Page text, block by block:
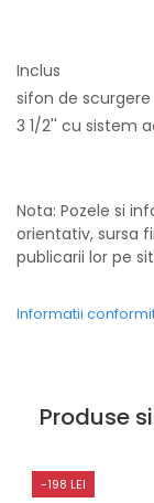
Inclus
sifon de
3 1/2'' cu sistem
Nota: Pozele si
orientativ, sursa
publicarii lor pe
Informatii
Produse
-198 LEI